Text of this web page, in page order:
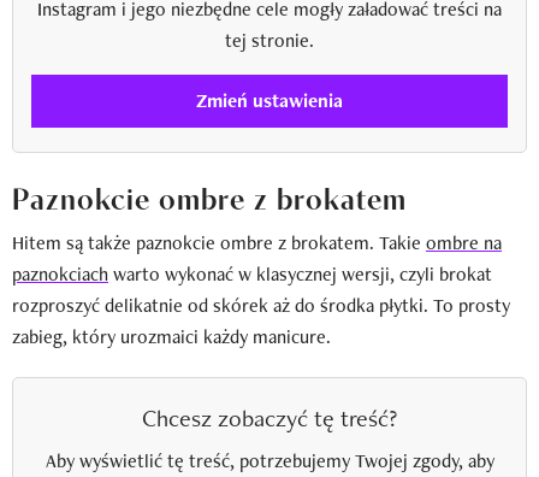
Instagram i jego niezbędne cele mogły załadować treści na
tej stronie.
Zmień ustawienia
Paznokcie ombre z brokatem
Hitem są także paznokcie ombre z brokatem. Takie ombre na
paznokciachwarto wykonać w klasycznej wersji, czyli brokat
rozproszyć delikatnie od skórek aż do środka płytki. To prosty
zabieg, który urozmaici każdy manicure.
Chcesz zobaczyć tę treść?
Aby wyświetlić tę treść, potrzebujemy Twojej zgody, aby